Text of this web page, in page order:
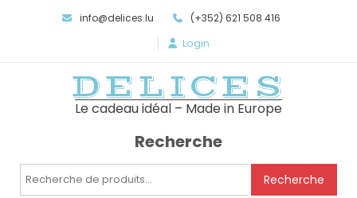
info@delices.lu (+352) 621 508 416
Login
DELICES
Le cadeau idéal – Made in Europe
Recherche
Recherche
Recherche